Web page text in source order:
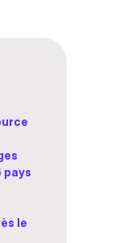
pays
le